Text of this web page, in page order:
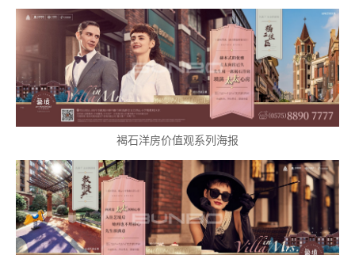
褐石洋房价值观系列海报